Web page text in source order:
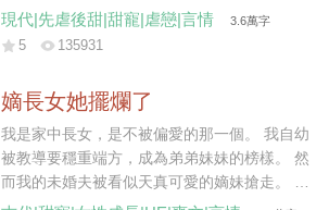
還能照顧小姑……」 話說到最后，二郎的臉越
來越冷，我的聲音越來越低。 裴家二郎雖生得
好，卻少有惡名，且年少從軍，性情桀驁。 聽
自嫁入裴家，心底便有些怵他，直到他將我堵
在廚房，抱坐在灶臺，在我耳邊低聲哄道——
「想嫁人了？我比那秀才強多了，你試
試……」
認？」 「你覺得我會接盤？」他反問我。 我
沉默幾秒，「行，那我去給他找個爹。」 九個
現代|先虐後甜|甜寵|虐戀|言情 3.6萬字
5 135931
嫡長女她擺爛了
我是家中長女，是不被偏愛的那一個。 我自幼
被教導要穩重端方，成為弟弟妹妹的榜樣。 然
而我的未婚夫被看似天真可愛的嫡妹搶走。 弟
弟們記不得我半點好，只記恨我對他們管教太